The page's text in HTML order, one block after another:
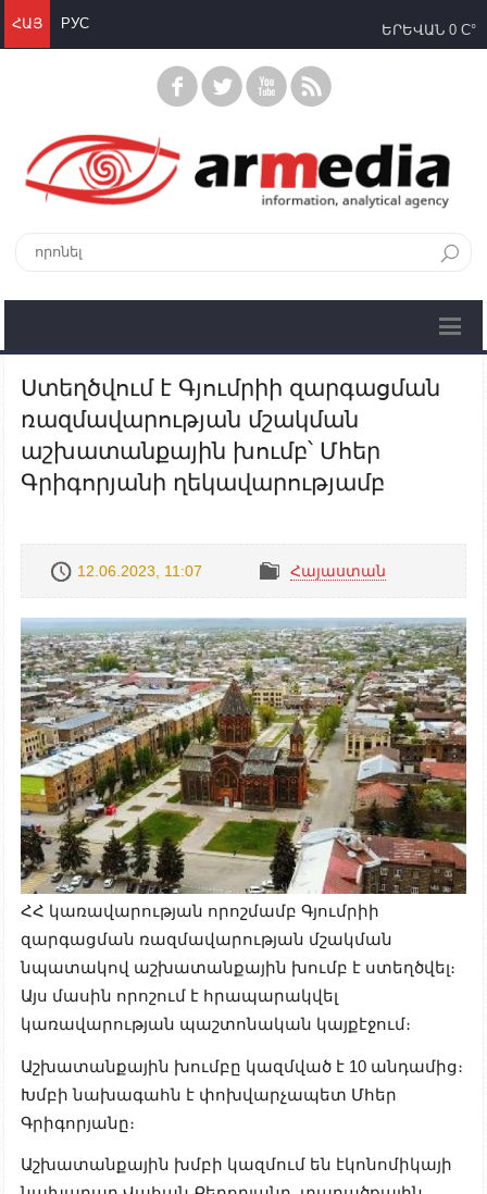
ՀԱՅ РУС ԵՐԵՎԱՆ 0 C°
Ստեղծվում է Գյումրիի զարգացման
ռազմավարության մշակման
աշխատանքային խումբ՝ Մհեր
Գրիգորյանի ղեկավարությամբ
12.06.2023, 11:07 Հայաստան
ՀՀ կառավարության որոշմամբ Գյումրիի
զարգացման ռազմավարության մշակման
նպատակով աշխատանքային խումբ է ստեղծվել։
Այս մասին որոշում է հրապարակվել
կառավարության պաշտոնական կայքէջում։
Աշխատանքային խումբը կազմված է 10 անդամից։
Խմբի նախագահն է փոխվարչապետ Մհեր
Գրիգորյանը։
Աշխատանքային խմբի կազմում են էկոնոմիկայի